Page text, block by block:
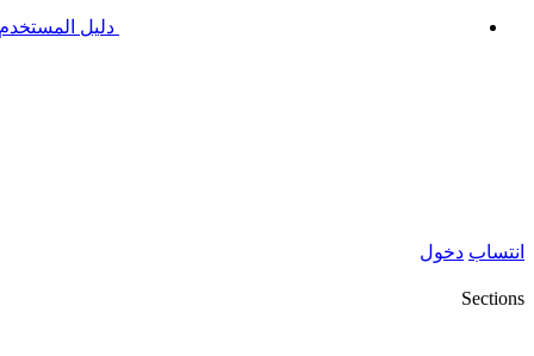
دليل المستخدم
انتساب دخول
Sections